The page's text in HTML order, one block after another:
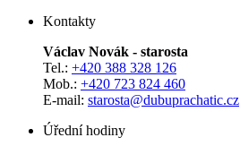
Kontakty
Václav Novák - starosta
Tel.: +420 388 328 126
Mob.: +420 723 824 460
E-mail: starosta@dubuprachatic.cz
Úřední hodiny